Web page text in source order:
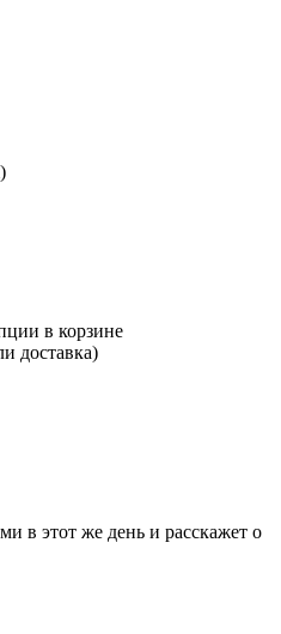
в корзине
доставка)
в этот же день и расскажет о